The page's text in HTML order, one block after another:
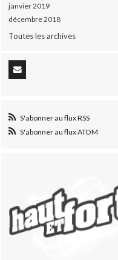
janvier 2019
décembre 2018
Toutes les archives
S'abonner au flux RSS
S'abonner au flux ATOM